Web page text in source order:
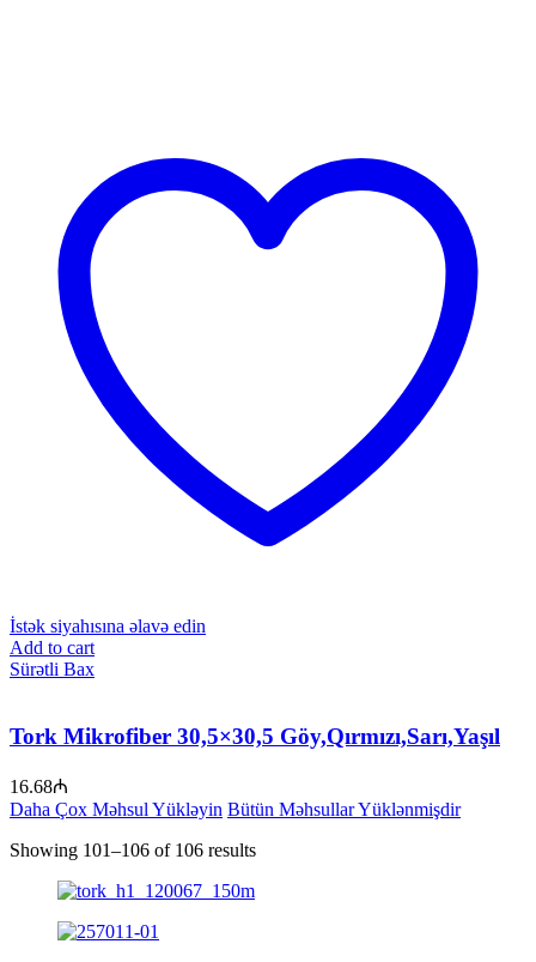
İstək siyahısına əlavə edin
Add to cart
Sürətli Bax
Tork Mikrofiber 30,5×30,5 Göy,Qırmızı,Sarı,Yaşıl
16.68₼
Daha Çox Məhsul Yükləyin Bütün Məhsullar Yüklənmişdir
Showing 101–106 of 106 results